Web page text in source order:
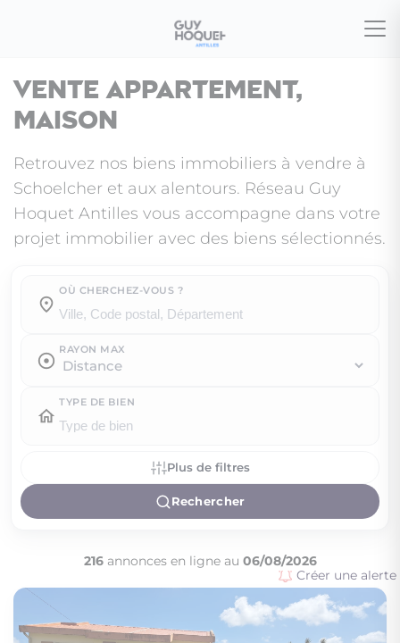
Vente appartement,
maison
Retrouvez nos biens immobiliers à vendre à
Schoelcher et aux alentours. Réseau Guy
Hoquet Antilles vous accompagne dans votre
projet immobilier avec des biens sélectionnés.
OÙ CHERCHEZ-VOUS ?
RAYON MAX
TYPE DE BIEN
Plus de filtres
Rechercher
216annonces en ligne au 06/08/2026
Créer une alerte